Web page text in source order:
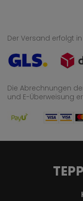
Der Versand erfolgt
Die Abrechnungen
und E-Überweisung